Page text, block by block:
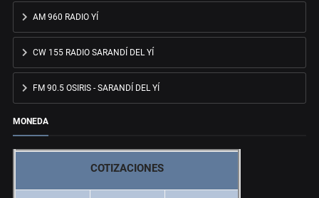
AM 960 RADIO YÍ
CW 155 RADIO SARANDÍ DEL YÍ
FM 90.5 OSIRIS - SARANDÍ DEL YÍ
MONEDA
COTIZACIONES